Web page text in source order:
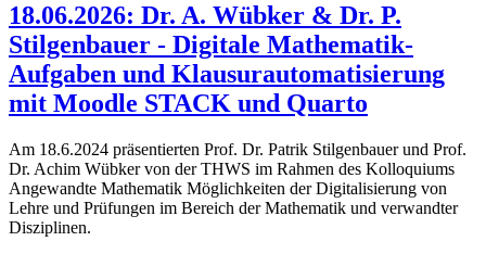
18.06.2026: Dr. A. Wübker & Dr. P.
Stilgenbauer - Digitale Mathematik-
Aufgaben und Klausurautomatisierung
mit Moodle STACK und Quarto
Am 18.6.2024 präsentierten Prof. Dr. Patrik Stilgenbauer und Prof.
Dr. Achim Wübker von der THWS im Rahmen des Kolloquiums
Angewandte Mathematik Möglichkeiten der Digitalisierung von
Lehre und Prüfungen im Bereich der Mathematik und verwandter
Disziplinen.